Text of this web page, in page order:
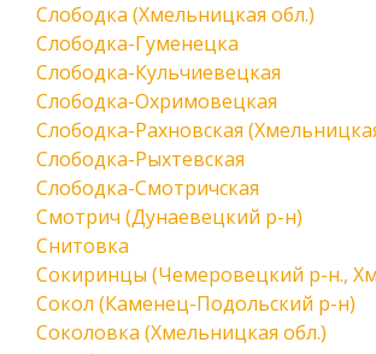
Слободка (Хмельницкая обл.)
Слободка-Гуменецка
Слободка-Кульчиевецкая
Слободка-Охримовецкая
Слободка-Рахновская
Слободка-Рыхтевская
Слободка-Смотричская
Смотрич (Дунаевецкий р-н)
Снитовка
Сокиринцы (Чемеровецкий р-н.,
Сокол (Каменец-Подольский р-н)
Соколовка (Хмельницкая обл.)